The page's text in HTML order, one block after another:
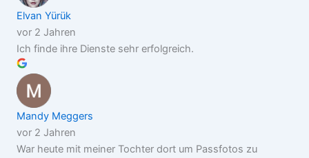
Elvan Yürük
vor 2 Jahren
Ich finde ihre Dienste sehr erfolgreich.
Mandy Meggers
vor 2 Jahren
War heute mit meiner Tochter dort um Passfotos zu